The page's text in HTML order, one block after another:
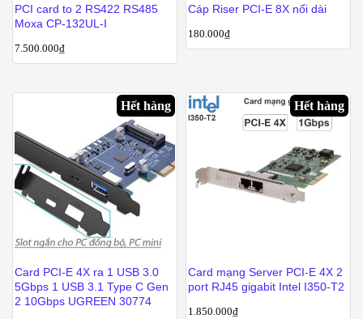
PCI card to 2 RS422 RS485
Moxa CP-132UL-I
7.500.000₫
Cáp Riser PCI-E 8X nối dài
180.000₫
Hết hàng
Card PCI-E 4X ra 1 USB 3.0
5Gbps 1 USB 3.1 Type C Gen
2 10Gbps UGREEN 30774
Hết hàng
Card mạng Server PCI-E 4X 2
port RJ45 gigabit Intel I350-T2
1.850.000₫